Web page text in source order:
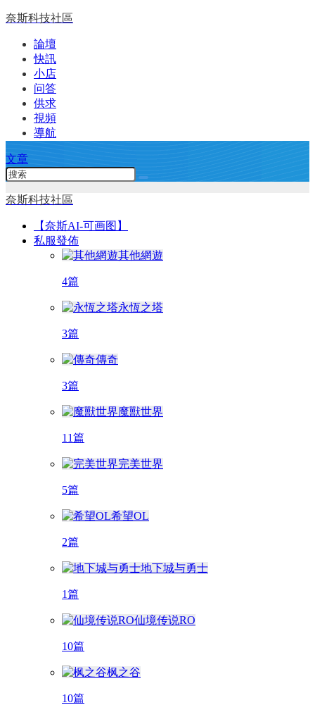
奈斯科技社區
論壇
快訊
小店
问答
供求
視頻
導航
文章
奈斯科技社區
【奈斯AI-可画图】
私服發佈
其他網遊
4篇
永恆之塔
3篇
傳奇
3篇
魔獸世界
11篇
完美世界
5篇
希望OL
2篇
地下城与勇士
1篇
仙境传说RO
10篇
枫之谷
10篇